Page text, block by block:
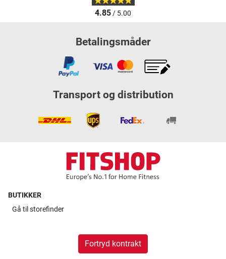
4.85/ 5.00
Betalingsmåder
Transport og distribution
BUTIKKER
Gå til storefinder
Fortryd kontrakt